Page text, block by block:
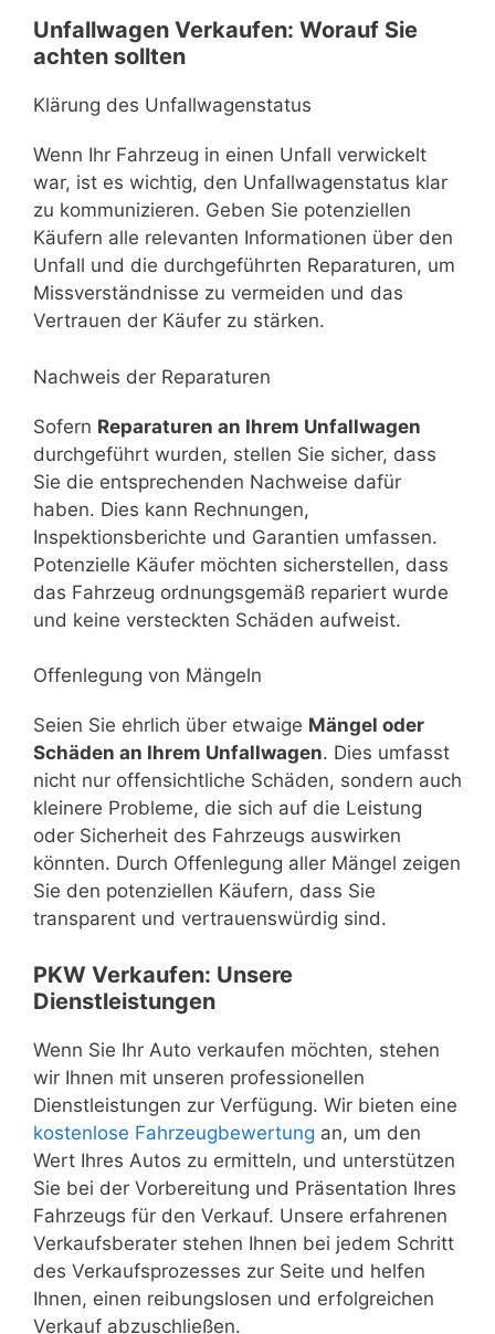
Unfallwagen Verkaufen: Worauf Sie
achten sollten
Klärung des Unfallwagenstatus
Wenn Ihr Fahrzeug in einen Unfall verwickelt
war, ist es wichtig, den Unfallwagenstatus klar
zu kommunizieren. Geben Sie potenziellen
Käufern alle relevanten Informationen über den
Unfall und die durchgeführten Reparaturen, um
Missverständnisse zu vermeiden und das
Vertrauen der Käufer zu stärken.
Nachweis der Reparaturen
Sofern Reparaturen an Ihrem Unfallwagen
durchgeführt wurden, stellen Sie sicher, dass
Sie die entsprechenden Nachweise dafür
haben. Dies kann Rechnungen,
Inspektionsberichte und Garantien umfassen.
Potenzielle Käufer möchten sicherstellen, dass
das Fahrzeug ordnungsgemäß repariert wurde
und keine versteckten Schäden aufweist.
Offenlegung von Mängeln
Seien Sie ehrlich über etwaige Mängel oder
Schäden an Ihrem Unfallwagen. Dies umfasst
nicht nur offensichtliche Schäden, sondern auch
kleinere Probleme, die sich auf die Leistung
oder Sicherheit des Fahrzeugs auswirken
könnten. Durch Offenlegung aller Mängel zeigen
Sie den potenziellen Käufern, dass Sie
transparent und vertrauenswürdig sind.
PKW Verkaufen: Unsere
Dienstleistungen
Wenn Sie Ihr Auto verkaufen möchten, stehen
wir Ihnen mit unseren professionellen
Dienstleistungen zur Verfügung. Wir bieten eine
kostenlose Fahrzeugbewertung an, um den
Wert Ihres Autos zu ermitteln, und unterstützen
Sie bei der Vorbereitung und Präsentation Ihres
Fahrzeugs für den Verkauf. Unsere erfahrenen
Verkaufsberater stehen Ihnen bei jedem Schritt
des Verkaufsprozesses zur Seite und helfen
Ihnen, einen reibungslosen und erfolgreichen
Verkauf abzuschließen.